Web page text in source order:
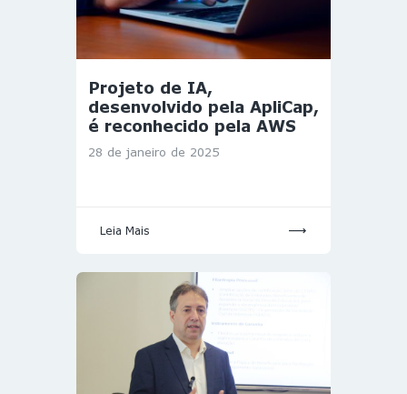
Projeto de IA,
desenvolvido pela ApliCap,
é reconhecido pela AWS
28 de janeiro de 2025
Leia Mais